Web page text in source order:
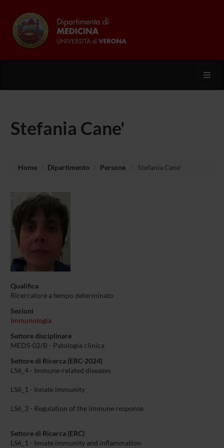
Stefania Cane'
Home Dipartimento Persone Stefania Cane'
Qualifica
Ricercatore a tempo determinato
Sezioni
Immunologia
Settore disciplinare
MEDS-02/B - Patologia clinica
Settore di Ricerca (ERC-2024)
LS6_4 - Immune-related diseases
LS6_1 - Innate immunity
LS6_3 - Regulation of the immune response
Settore di Ricerca (ERC)
LS6_1 - Innate immunity and inflammation